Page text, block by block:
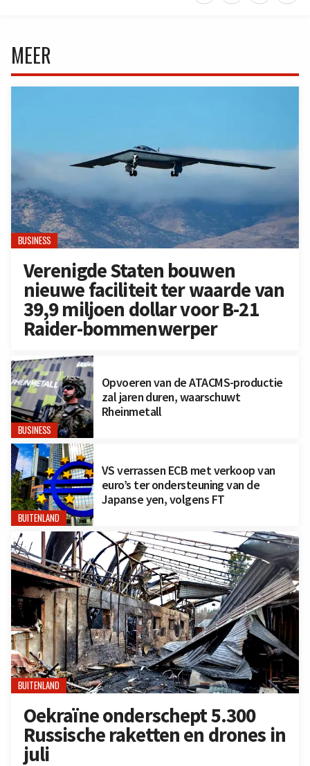
MEER
BUSINESS
Verenigde Staten bouwen
nieuwe faciliteit ter waarde van
39,9 miljoen dollar voor B-21
Raider-bommenwerper
BUSINESS
Opvoeren van de ATACMS-productie
zal jaren duren, waarschuwt
Rheinmetall
BUITENLAND
VS verrassen ECB met verkoop van
euro’s ter ondersteuning van de
Japanse yen, volgens FT
BUITENLAND
Oekraïne onderschept 5.300
Russische raketten en drones in
juli